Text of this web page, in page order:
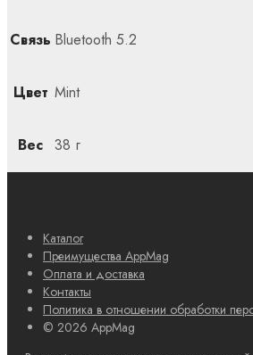
Связь Bluetooth 5.2
Цвет Mint
Вес 38 г
Каталог
Преимущества AppMag
Оплата и доставка
Контакты
Политика в отношении обработки
© 2026 AppMag